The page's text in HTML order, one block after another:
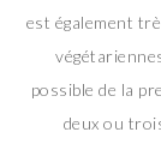
est également
possible de la
deux ou